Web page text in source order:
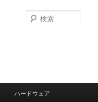
索
ハードウェア